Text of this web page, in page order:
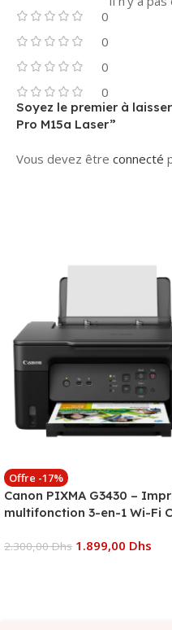
0
0
0
0
Soyez le premier à
Pro M15a Laser”
Vous devez être connecté
Offre -17%
Canon PIXMA G3430 –
multifonction 3-en-1 Wi-Fi
2.300,00Dhs 1.899,00 Dhs